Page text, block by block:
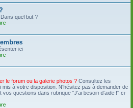
quel but ?
ici
le forum ou la galerie photos ? Consultez les
mis à votre disposition. N'hésitez pas à demander de
vos questions dans rubrique "J'ai besoin d'aide !" ci-